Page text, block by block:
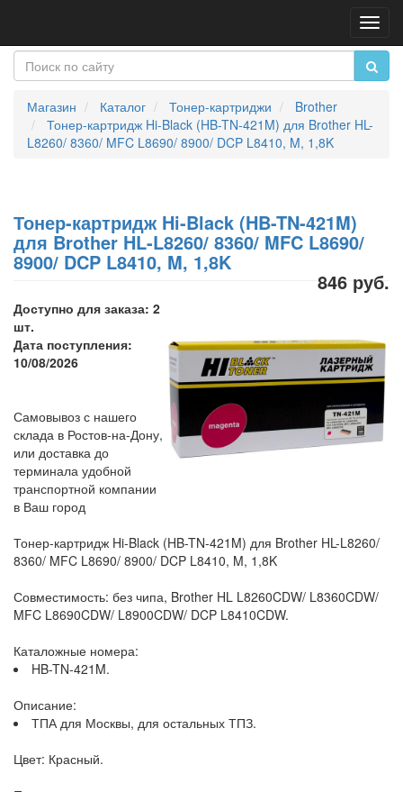
Магазин Каталог Тонер-картриджи
Brother
Тонер-картридж Hi-Black (HB-TN-421M) для Brother HL-
L8260/ 8360/ MFC L8690/ 8900/ DCP L8410, M, 1,8K
Тонер-картридж Hi-Black (HB-TN-421M)
для Brother HL-L8260/ 8360/ MFC L8690/
8900/ DCP L8410, M, 1,8K
846 руб.
Доступно для заказа: 2
шт.
Дата поступления:
10/08/2026
Самовывоз с нашего
склада в Ростов-на-Дону,
или доставка до
терминала удобной
транспортной компании
в Ваш город
Тонер-картридж Hi-Black (HB-TN-421M) для Brother HL-L8260/
8360/ MFC L8690/ 8900/ DCP L8410, M, 1,8K
Совместимость: без чипа, Brother HL L8260CDW/ L8360CDW/
MFC L8690CDW/ L8900CDW/ DCP L8410CDW.
Каталожные номера:
HB-TN-421M.
Описание:
ТПА для Москвы, для остальных ТПЗ.
Цвет: Красный.